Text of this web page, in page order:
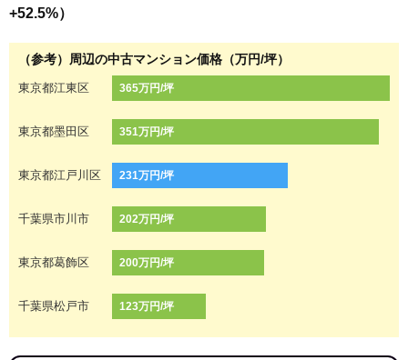
+52.5%）
（参考）周辺の中古マンション価格（万円/坪）
東京都江東区 365万円/坪
東京都墨田区 351万円/坪
東京都江戸川区 231万円/坪
千葉県市川市 202万円/坪
東京都葛飾区 200万円/坪
千葉県松戸市 123万円/坪